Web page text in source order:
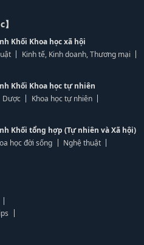
Khối Khoa học xã hội
Kinh tế, Kinh doanh, Thương mại
Khối Khoa học tự nhiên
Dược
Khoa học tự nhiên
Khối tổng hợp (Tự nhiên và Xã hội)
học đời sống
Nghệ thuật